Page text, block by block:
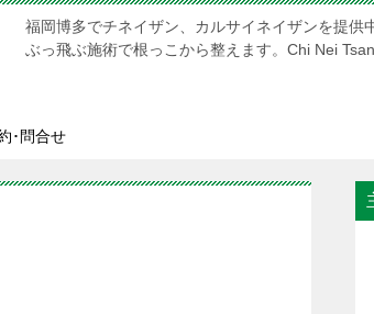
福岡博多でチネイザン、カルサイネイザンを提供
ぶっ飛ぶ施術で根っこから整えます。Chi Nei
･問合せ